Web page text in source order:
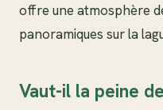
offre une atmosphère
panoramiques sur la
Vaut-il la peine